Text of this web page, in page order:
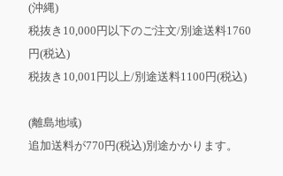
(沖縄)
税抜き10,000円以下のご注文/別途送料1760
円(税込)
税抜き10,001円以上/別途送料1100円(税込)
(離島地域)
追加送料が770円(税込)別途かかります。